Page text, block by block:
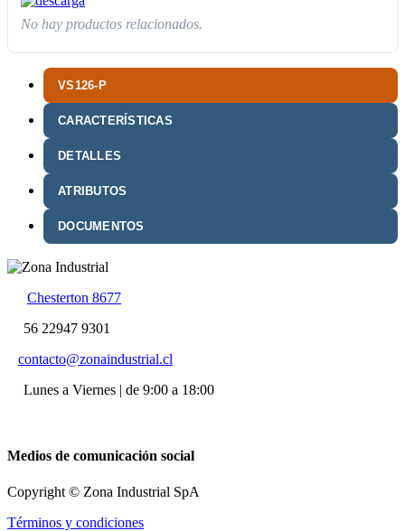
VS126-P
CARACTERÍSTICAS
DETALLES
ATRIBUTOS
DOCUMENTOS
No hay productos relacionados.
Chesterton 8677
56 22947 9301
contacto@zonaindustrial.cl
Lunes a Viernes | de 9:00 a 18:00
Medios de comunicación social
Copyright © Zona Industrial SpA
Términos y condiciones